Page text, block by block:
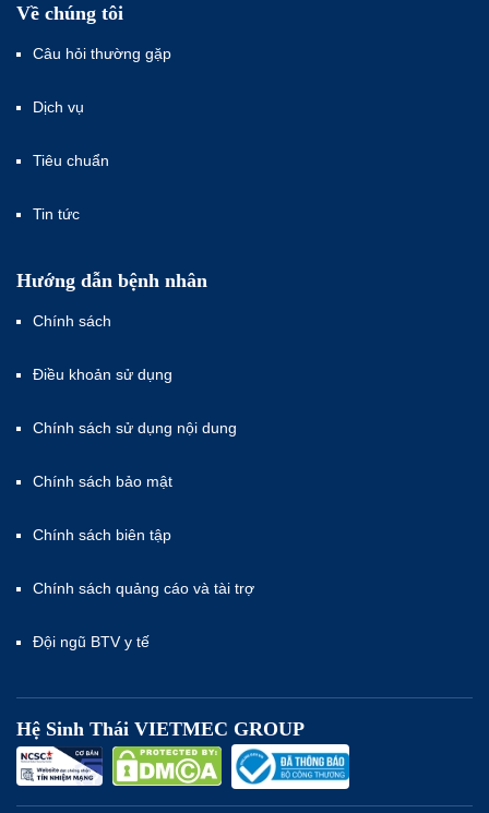
Về chúng tôi
Câu hỏi thường gặp
Dịch vụ
Tiêu chuẩn
Tin tức
Hướng dẫn bệnh nhân
Chính sách
Điều khoản sử dụng
Chính sách sử dụng nội dung
Chính sách bảo mật
Chính sách biên tập
Chính sách quảng cáo và tài trợ
Đội ngũ BTV y tế
Hệ Sinh Thái VIETMEC GROUP